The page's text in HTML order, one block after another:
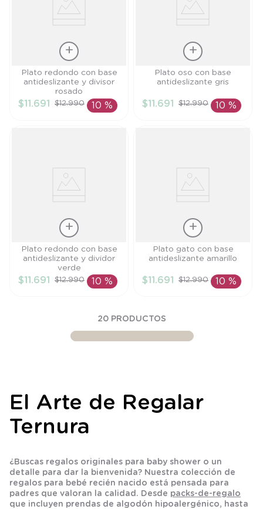
Talla
AÑADIR AL
Plato redondo con base
antideslizante y divisor
rosado
$11 .691 $12.990 10 %
Talla
AÑADIR AL
Plato oso con base
antideslizante gris
$11 .691 $12.990 10 %
Talla
AÑADIR AL
Plato redondo con base
antideslizante y dividor
verde
$11 .691 $12.990 10 %
Talla
AÑADIR AL
Plato gato con base
antideslizante amarillo
$11 .691 $12.990 10 %
20 PRODUCTOS
El Arte de Regalar
Ternura
¿Buscas regalos originales para baby shower o un
detalle para dar la bienvenida? Nuestra colección de
regalos para bebé recién nacido está pensada para
padres que valoran la calidad. Desde packs-de-regalo
que incluyen prendas de algodón hipoalergénico, hasta